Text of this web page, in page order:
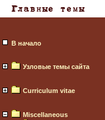
В начало
Узловые темы сайта
Curriculum vitae
Miscellaneous